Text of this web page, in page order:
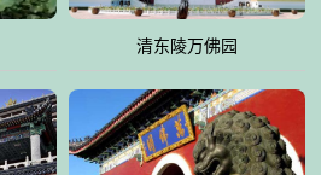
，目前完成投资近12亿元人民币，园区采
界文化遗产地清东陵的和谐统一，在园
区建设的有机融合，充分发挥独一无二
园林，建设旅游景观、寺庙、酒店等综
清东陵万佛园